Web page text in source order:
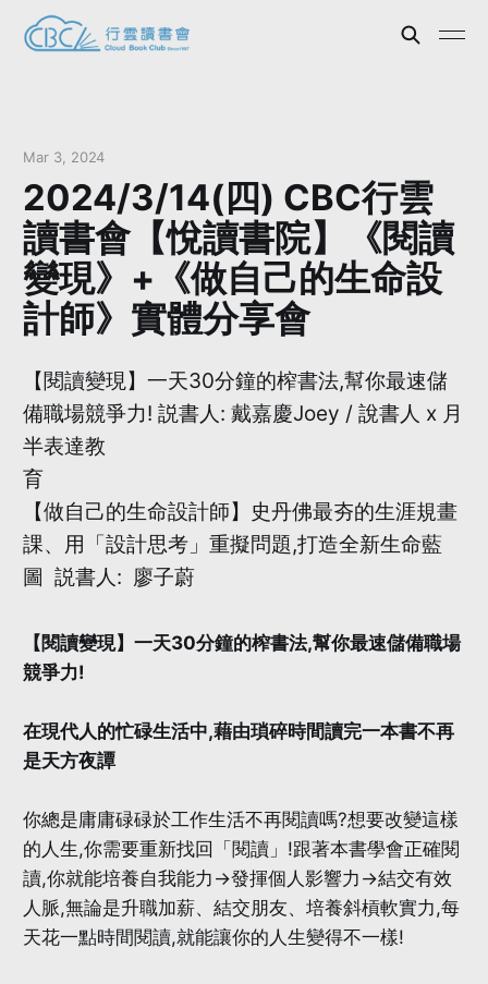
Mar 3, 2024
2024/3/14(四) CBC行雲
讀書會【悅讀書院】《閱讀
變現》+《做自己的生命設
計師》實體分享會
【閱讀變現】一天30分鐘的榨書法,幫你最速儲
備職場競爭力! 説書人: 戴嘉慶Joey / 說書人 x 月
半表達教
育
【做自己的生命設計師】史丹佛最夯的生涯規畫
課、用「設計思考」重擬問題,打造全新生命藍
圖 説書人: 廖子蔚
【閱讀變現】一天30分鐘的榨書法,幫你最速儲備職場
競爭力!
在現代人的忙碌生活中,藉由瑣碎時間讀完一本書不再
是天方夜譚
你總是庸庸碌碌於工作生活不再閱讀嗎?想要改變這樣
的人生,你需要重新找回「閱讀」!跟著本書學會正確閱
讀,你就能培養自我能力→發揮個人影響力→結交有效
人脈,無論是升職加薪、結交朋友、培養斜槓軟實力,每
天花一點時間閱讀,就能讓你的人生變得不一樣!